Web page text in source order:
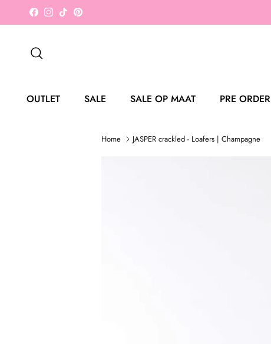
Ga naar inhoud
Facebook
Instagram
TikTokPinterest
OUTLET SALE SALE OP MAAT PRE ORDER
Home JASPER crackled - Loafers | Champagne